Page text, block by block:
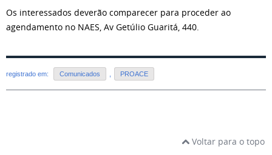
Os interessados deverão comparecer para proceder ao
agendamento no NAES, Av Getúlio Guaritá, 440.
registrado em: Comunicados PROACE
Voltar para o topo